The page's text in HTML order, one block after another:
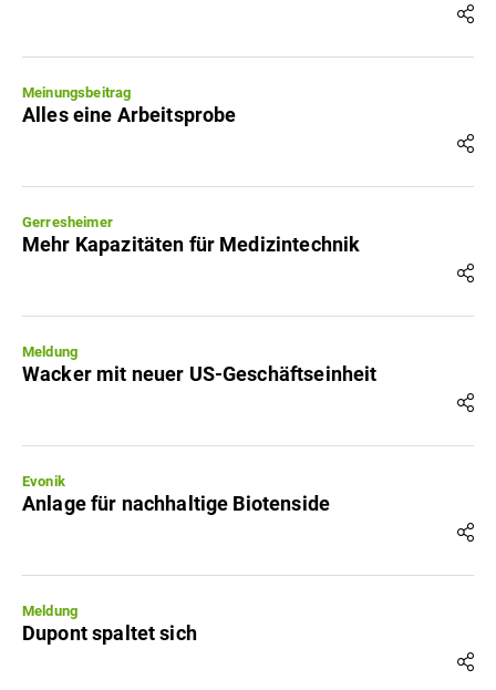
Meinungsbeitrag
Alles eine Arbeitsprobe
Gerresheimer
Mehr Kapazitäten für Medizintechnik
Meldung
Wacker mit neuer US-Geschäftseinheit
Evonik
Anlage für nachhaltige Biotenside
Meldung
Dupont spaltet sich